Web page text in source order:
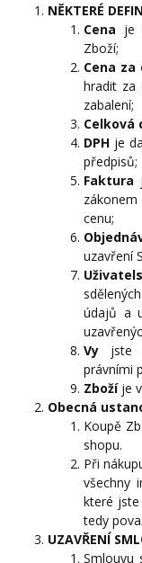
NĚKTERÉ
Cena je
Zboží;
Cena za
hradit za
zabalení;
Celková
DPH je
předpisů;
Faktura
cenu;
uzavření
údajů a
Vy jste
právními
Zbožíje
Obecná
Koupě
shopu.
Při
všechny
které
tedy
UZAVŘENÍ
Smlouvu